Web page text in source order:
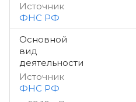
Источник
ФНС РФ
Основной
вид
деятельности
Источник
ФНС РФ